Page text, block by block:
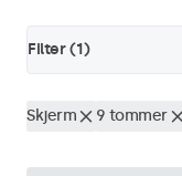
Filter (1)
Skjerm 9 tommer